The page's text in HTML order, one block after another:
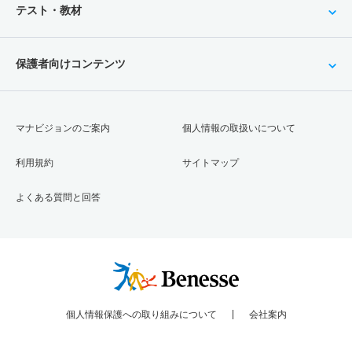
テスト・教材
保護者向けコンテンツ
マナビジョンのご案内
利用規約
よくある質問と回答
個人情報の取扱いについて
サイトマップ
個人情報保護への取り組みについて 会社案内